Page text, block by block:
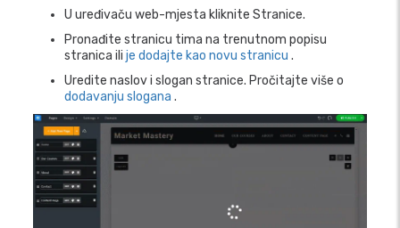
U uređivaču web-mjesta kliknite Stranice.
Pronađite stranicu tima na trenutnom popisu
stranica ili je dodajte kao novu stranicu .
Uredite naslov i slogan stranice. Pročitajte više o
dodavanju slogana .